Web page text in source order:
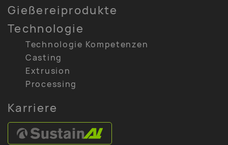
Gießereiprodukte
Technologie
Technologie Kompetenzen
Casting
Extrusion
Processing
Karriere